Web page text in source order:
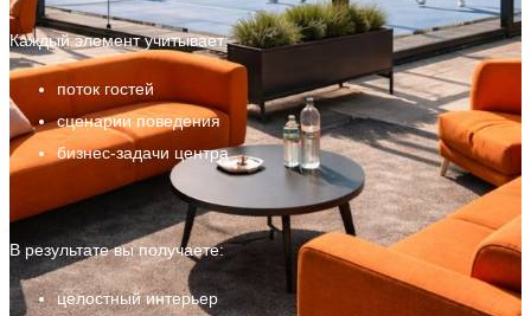
Каждый элемент учитывает:
поток гостей
сценарии поведения
бизнес-задачи центра
В результате вы получаете:
целостный интерьер